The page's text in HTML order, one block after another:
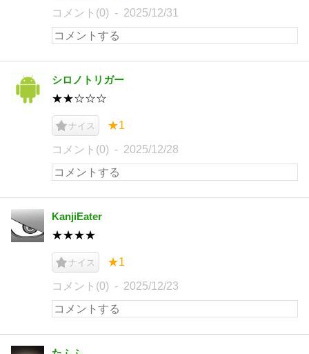
コメント(0) 2025/12/31
シロノトリガー
★★☆☆☆
ナイス ★1
コメント(0) 2025/12/28
KanjiEater
★★★★
ナイス ★1
コメント(0) 2025/12/23